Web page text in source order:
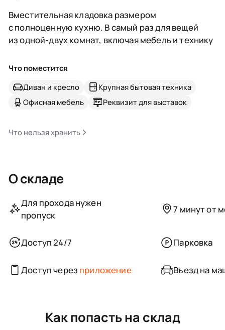
Вместительная кладовка размером
с полноценную кухню. В самый раз для вещей
из одной-двух комнат, включая мебель и технику
Что поместится
Диван и кресло
Крупная бытовая техника
Офисная мебель
Реквизит для выставок
Что нельзя хранить
О складе
Для прохода нужен
пропуск
7 минут от
Доступ 24/7 Парковка
Доступ через приложение Въезд на
Как попасть на склад